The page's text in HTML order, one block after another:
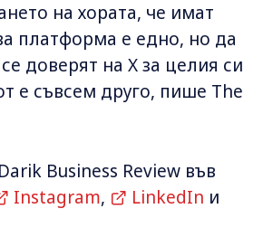
на хората, че имат
платформа е едно, но да
доверят на X за целия си
е съвсем друго, пише The
Business Review във
Instagram, LinkedIn и